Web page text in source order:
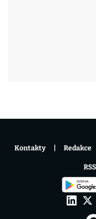
Kontakty Redakce
RSS